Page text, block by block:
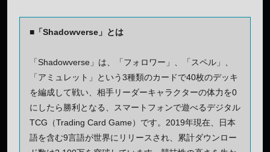
■「Shadowverse」とは
「Shadowverse」は、「フォロワー」、「スペル」、
「アミュレット」という3種類のカードで40枚のデッキ
を編成して戦い、相手リーダーキャラクターの体力を0
にしたら勝利となる、スマートフォンで遊べるデジタル
TCG（Trading Card Game）です。2019年現在、日本
語を含む9言語が世界にリリースされ、累計ダウンロー